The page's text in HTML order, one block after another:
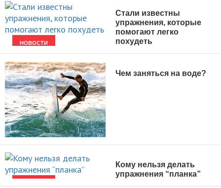
НОВОСТИ
Стали известны
упражнения, которые
помогают легко
похудеть
ВИДЫ СПОРТА
Чем заняться на воде?
Кому нельзя делать
упражнения “планка”